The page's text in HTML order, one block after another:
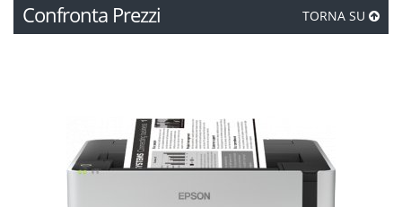
Confronta Prezzi TORNA SU